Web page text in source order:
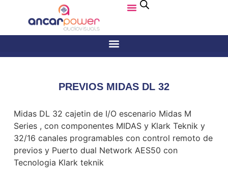
PREVIOS MIDAS DL 32
Midas DL 32 cajetin de I/O escenario Midas M
Series , con componentes MIDAS y Klark Teknik y
32/16 canales programables con control remoto de
previos y Puerto dual Network AES50 con
Tecnologia Klark teknik